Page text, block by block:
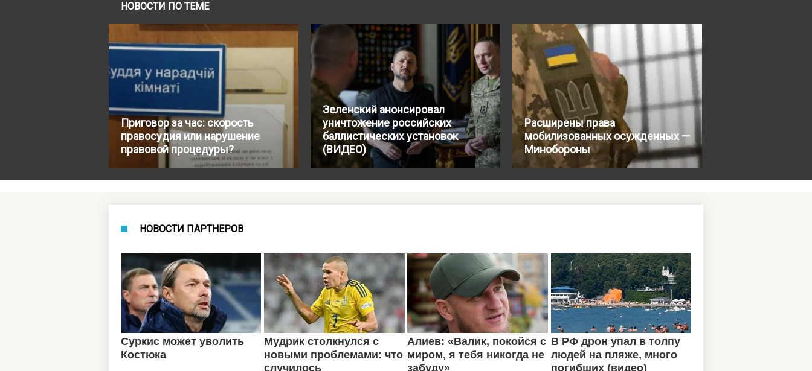
НОВОСТИ ПО ТЕМЕ
Приговор за час: скорость
правосудия или нарушение
правовой процедуры?
Зеленский анонсировал
уничтожение российских
баллистических установок
(ВИДЕО)
Расширены права
мобилизованных осужденных —
Минобороны
НОВОСТИ ПАРТНЕРОВ